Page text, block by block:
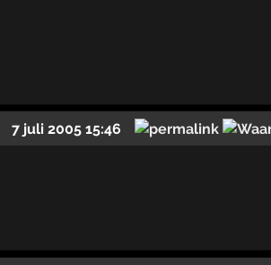
7 juli 2005 15:46